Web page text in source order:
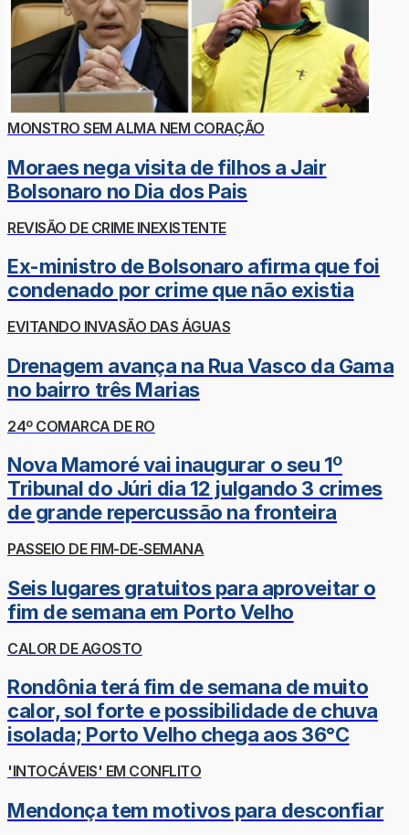
MONSTRO SEM ALMA NEM CORAÇÃO
Moraes nega visita de filhos a Jair
Bolsonaro no Dia dos Pais
REVISÃO DE CRIME INEXISTENTE
Ex-ministro de Bolsonaro afirma que foi
condenado por crime que não existia
EVITANDO INVASÃO DAS ÁGUAS
Drenagem avança na Rua Vasco da Gama
no bairro três Marias
24º COMARCA DE RO
Nova Mamoré vai inaugurar o seu 1º
Tribunal do Júri dia 12 julgando 3 crimes
de grande repercussão na fronteira
PASSEIO DE FIM-DE-SEMANA
Seis lugares gratuitos para aproveitar o
fim de semana em Porto Velho
CALOR DE AGOSTO
Rondônia terá fim de semana de muito
calor, sol forte e possibilidade de chuva
isolada; Porto Velho chega aos 36°C
'INTOCÁVEIS' EM CONFLITO
Mendonça tem motivos para desconfiar